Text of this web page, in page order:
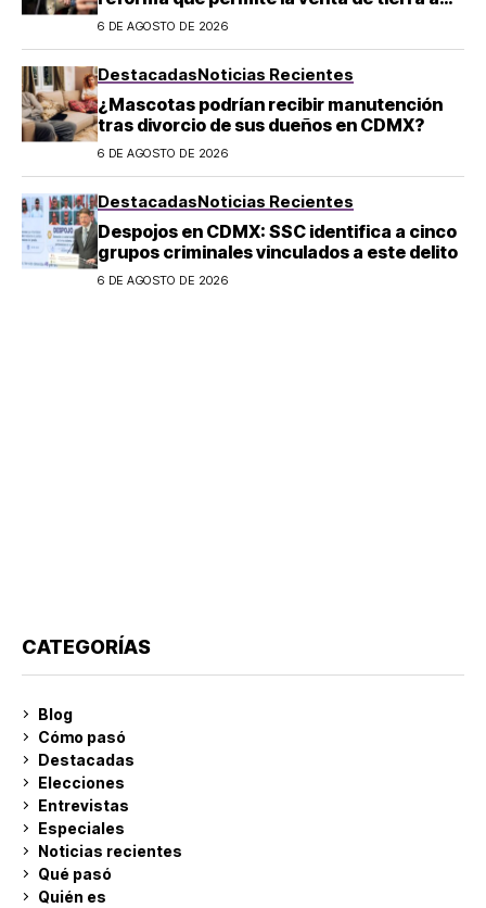
extranjeros en Argentina
6 DE AGOSTO DE 2026
DestacadasNoticias Recientes
¿Mascotas podrían recibir manutención
tras divorcio de sus dueños en CDMX?
6 DE AGOSTO DE 2026
DestacadasNoticias Recientes
Despojos en CDMX: SSC identifica a cinco
grupos criminales vinculados a este delito
6 DE AGOSTO DE 2026
CATEGORÍAS
Blog
Cómo pasó
Destacadas
Elecciones
Entrevistas
Especiales
Noticias recientes
Qué pasó
Quién es